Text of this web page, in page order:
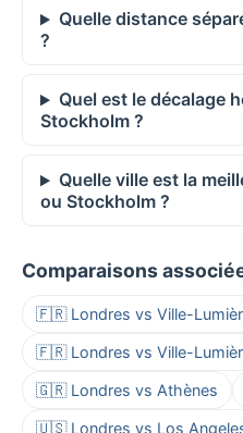
Quelle distance
?
Quel est le décalage
Stockholm ?
Quelle ville est la
ou Stockholm ?
Comparaisons
🇫🇷 Londres vs Ville-
🇫🇷 Londres vs Ville-
🇬🇷 Londres vs Athènes
🇺🇸 Londres vs Los